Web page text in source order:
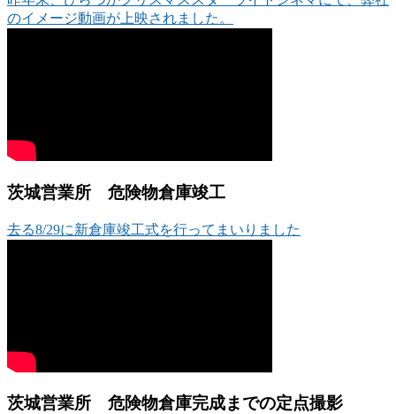
のイメージ動画が上映されました。
茨城営業所 危険物倉庫竣工
去る8/29に新倉庫竣工式を行ってまいりました
茨城営業所 危険物倉庫完成までの定点撮影